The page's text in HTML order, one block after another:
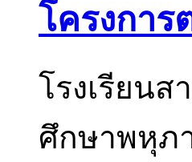
โครงการ
โรงเรียน
ศึกษาพหุภ